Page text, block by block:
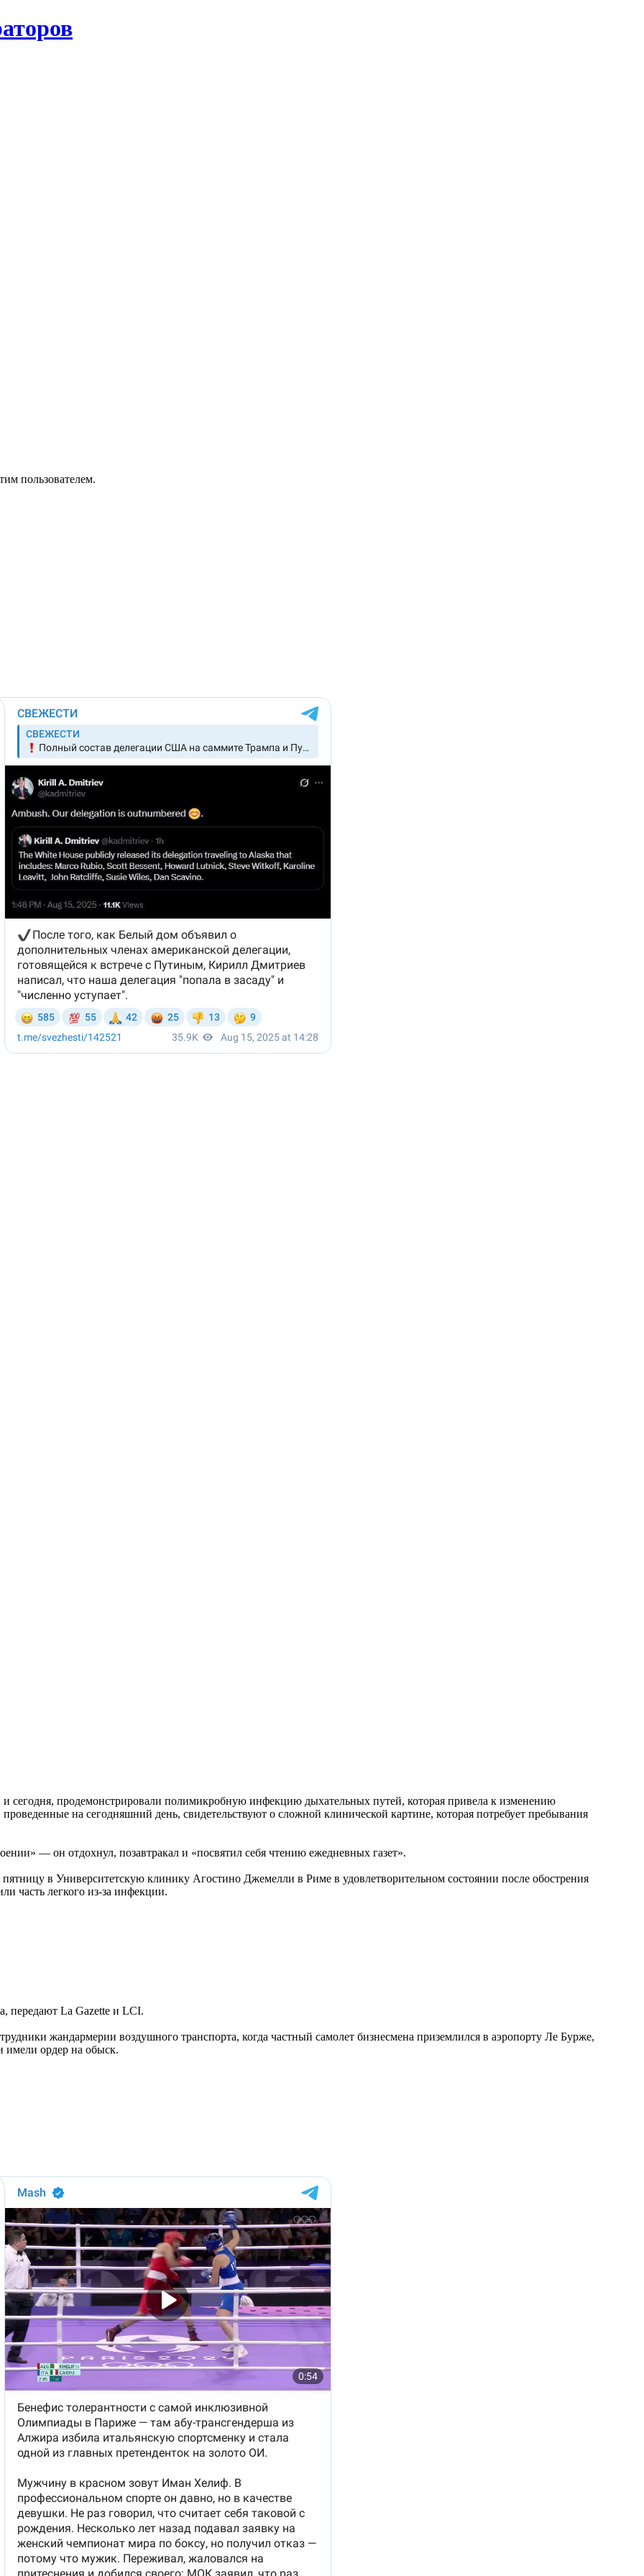
пользователем.
и сегодня, продемонстрировали полимикробную инфекцию дыхательных путей, которая привела к изменению
на сегодняшний день, свидетельствуют о сложной клинической картине, которая потребует пребывания
— он отдохнул, позавтракал и «посвятил себя чтению ежедневных газет».
в Университетскую клинику Агостино Джемелли в Риме в удовлетворительном состоянии после обострения
часть легкого из-за инфекции.
передают La Gazette и LCI.
жандармерии воздушного транспорта, когда частный самолет бизнесмена приземлился в аэропорту Ле Бурже,
имели ордер на обыск.